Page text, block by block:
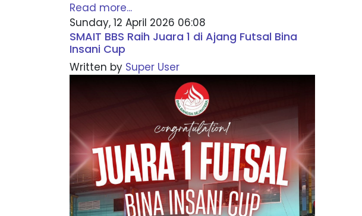
Read more...
Sunday, 12 April 2026 06:08
SMAIT BBS Raih Juara 1 di Ajang Futsal Bina
Insani Cup
Written by Super User